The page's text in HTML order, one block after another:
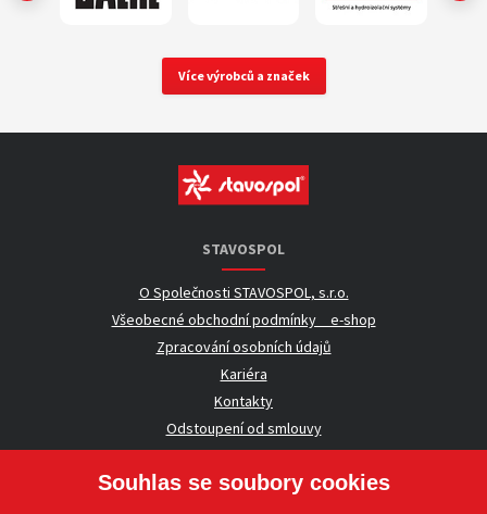
Více výrobců a značek
STAVOSPOL
O Společnosti STAVOSPOL, s.r.o.
Všeobecné obchodní podmínky _ e-shop
Zpracování osobních údajů
Kariéra
Kontakty
Odstoupení od smlouvy
UŽITEČNÉ INFORMACE
Souhlas se soubory cookies